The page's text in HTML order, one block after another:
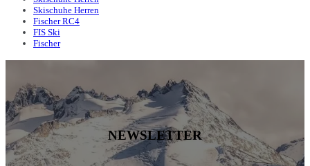
Skischuhe Herren
Fischer RC4
FIS Ski
Fischer
NEWSLETTER